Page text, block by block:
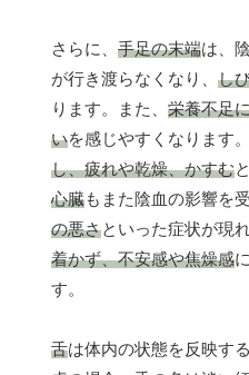
さらに、 手足の末端は、
が行き渡らなくなり、 し
ります。また、 栄養不足
いを感じやすくなります。
し、疲れや乾燥、かすむ
心臓もまた陰血の影響を
の悪さといった症状が現
着かず、不安感や焦燥感
す。
舌は体内の状態を反映す